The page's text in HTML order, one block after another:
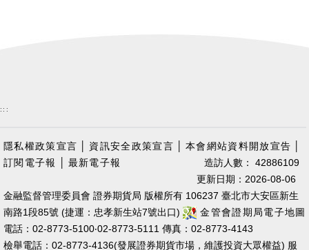
:::
隱私權政策宣言 資訊安全政策宣言 │本會網站資料開放宣告
訂閱電子報
最新電子報
造訪人數： 42886109
更新日期：2026-08-06
金融監督管理委員會 證券期貨局 版權所有 106237 臺北市大安區新生
南路1段85號 (捷運：忠孝新生站7號出口)
金管會證期局電子地圖
電話：02-8773-5100‧02-8773-5111 傳真：02-8773-4143
檢舉電話：02-8773-4136(發展證券期貨市場，維護投資大眾權益) 服